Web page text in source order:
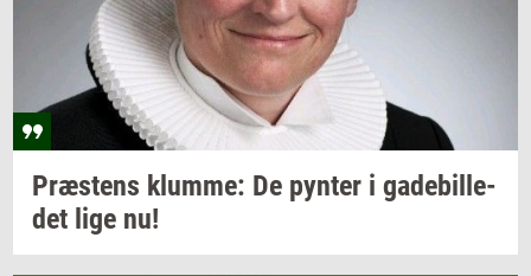
Præ­stens klum­me: De py­n­ter i ga­de­bil­le­
det lige nu!